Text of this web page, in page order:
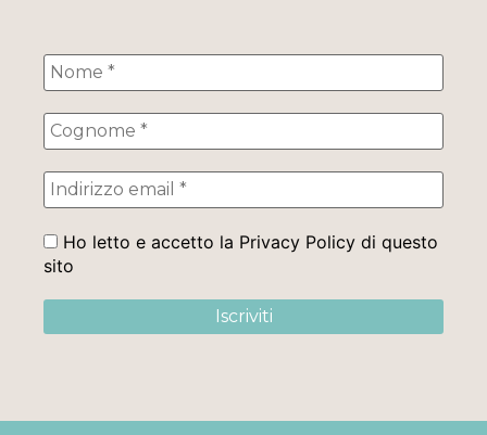
Ho letto e accetto la Privacy Policy di questo
sito